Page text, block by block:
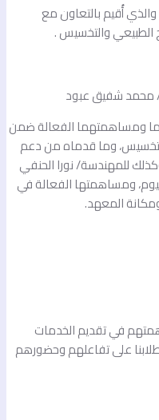
أُقيم بالتعاون مع
والتخسيس .
محمد شفيق عبود
ومساهمتهما الفعالة ضمن
وما قدماه من دعم
للمهندسة/ نورا الحنفي
ومساهمتها الفعالة في
المعهد.
في تقديم الخدمات
على تفاعلهم وحضورهم